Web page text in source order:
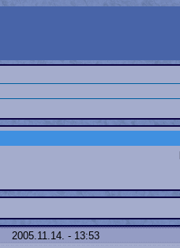
2005.11.14. - 13:53